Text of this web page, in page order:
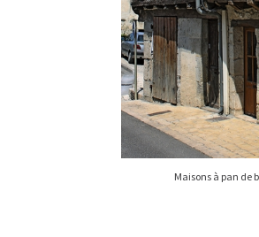
Maisons à pan de